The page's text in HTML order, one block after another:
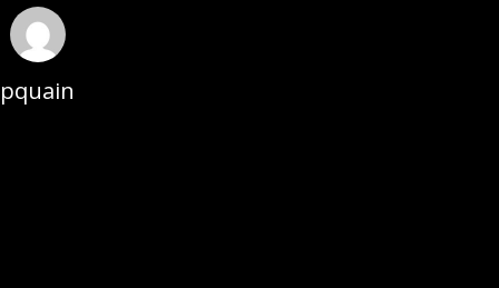
pquain